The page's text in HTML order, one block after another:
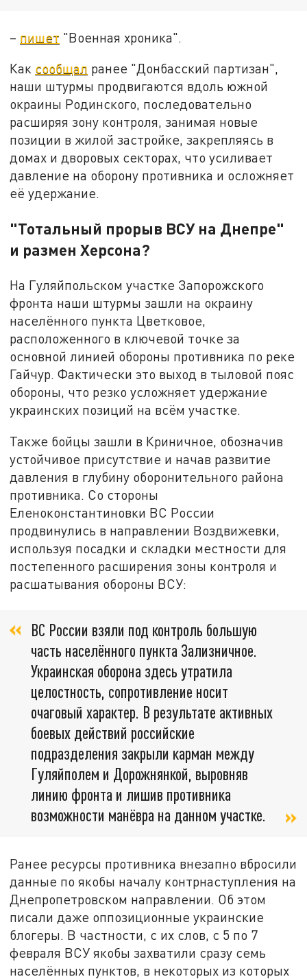
– пишет "Военная хроника".
Как сообщал ранее "Донбасский партизан",
наши штурмы продвигаются вдоль южной
окраины Родинского, последовательно
расширяя зону контроля, занимая новые
позиции в жилой застройке, закрепляясь в
домах и дворовых секторах, что усиливает
давление на оборону противника и осложняет
её удержание.
"Тотальный прорыв ВСУ на Днепре"
и размен Херсона?
На Гуляйпольском участке Запорожского
фронта наши штурмы зашли на окраину
населённого пункта Цветковое,
расположенного в ключевой точке за
основной линией обороны противника по реке
Гайчур. Фактически это выход в тыловой пояс
обороны, что резко усложняет удержание
украинских позиций на всём участке.
Также бойцы зашли в Криничное, обозначив
устойчивое присутствие и начав развитие
давления в глубину оборонительного района
противника. Со стороны
Еленоконстантиновки ВС России
продвинулись в направлении Воздвижевки,
используя посадки и складки местности для
постепенного расширения зоны контроля и
расшатывания обороны ВСУ:
ВС России взяли под контроль большую
часть населённого пункта Зализничное.
Украинская оборона здесь утратила
целостность, сопротивление носит
очаговый характер. В результате активных
боевых действий российские
подразделения закрыли карман между
Гуляйполем и Дорожнянкой, выровняв
линию фронта и лишив противника
возможности манёвра на данном участке.
Ранее ресурсы противника внезапно вбросили
данные по якобы началу контрнаступления на
Днепропетровском направлении. Об этом
писали даже оппозиционные украинские
блогеры. В частности, с их слов, с 5 по 7
февраля ВСУ якобы захватили сразу семь
населённых пунктов, в некоторых из которых